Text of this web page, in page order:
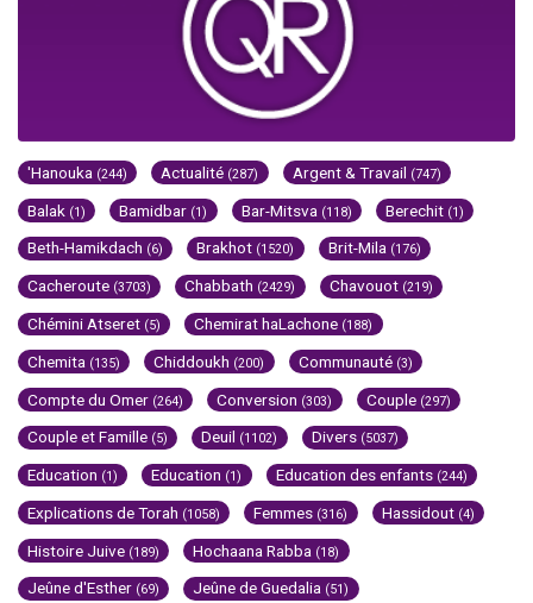
'Hanouka (244) Actualité (287) Argent & Travail (747)
Balak (1) Bamidbar (1) Bar-Mitsva (118) Berechit (1)
Beth-Hamikdach (6) Brakhot (1520) Brit-Mila (176)
Cacheroute (3703) Chabbath (2429) Chavouot (219)
Chémini Atseret (5) Chemirat haLachone (188)
Chemita (135) Chiddoukh (200) Communauté (3)
Compte du Omer (264) Conversion (303) Couple (297)
Couple et Famille (5) Deuil (1102) Divers (5037)
Education (1) Education (1) Education des enfants (244)
Explications de Torah (1058) Femmes (316) Hassidout (4)
Histoire Juive (189) Hochaana Rabba (18)
Jeûne d'Esther (69) Jeûne de Guedalia (51)